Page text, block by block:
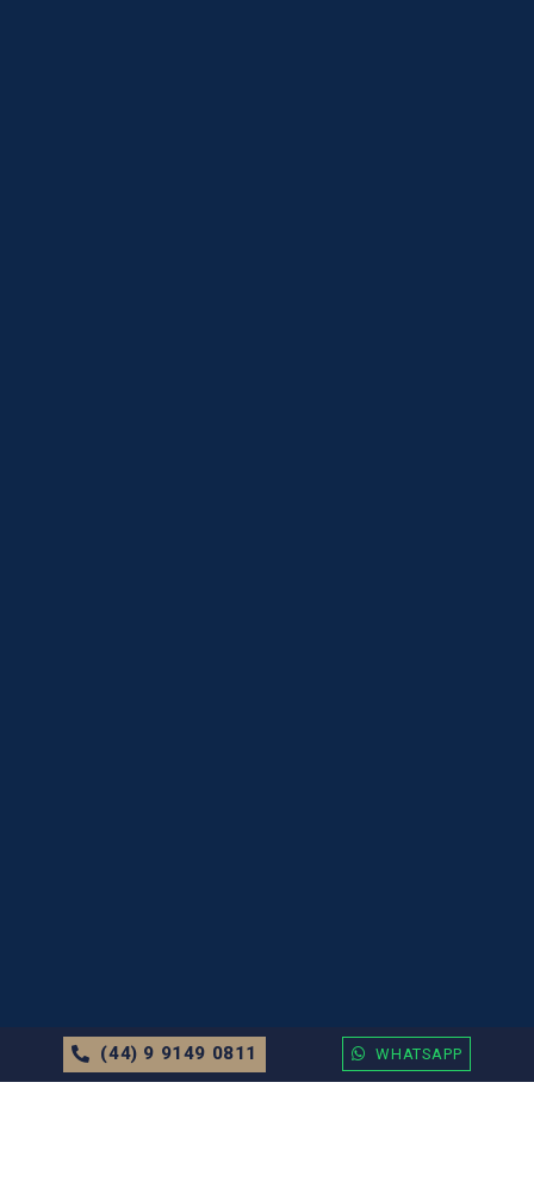
(44) 9 9149 0811 WHATSAPP